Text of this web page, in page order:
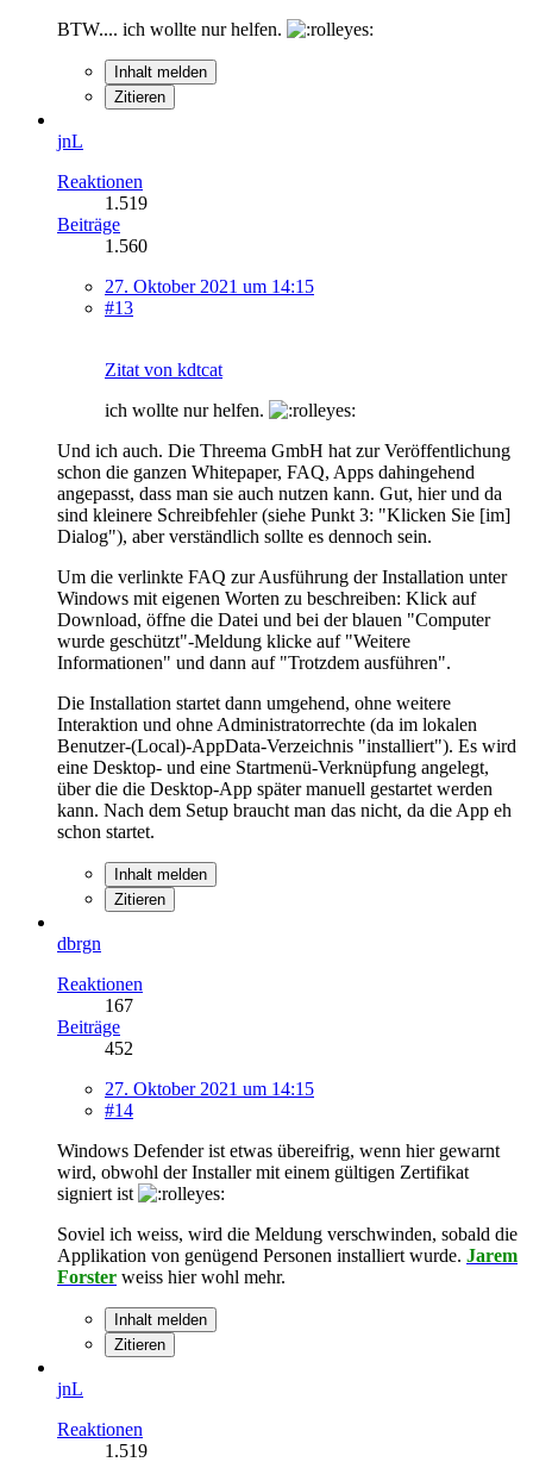
BTW.... ich wollte nur helfen.
Inhalt melden
Zitieren
jnL
Reaktionen
1.519
Beiträge
1.560
27. Oktober 2021 um 14:15
#13
Zitat von kdtcat
ich wollte nur helfen.
Und ich auch. Die Threema GmbH hat zur Veröffentlichung
schon die ganzen Whitepaper, FAQ, Apps dahingehend
angepasst, dass man sie auch nutzen kann. Gut, hier und da
sind kleinere Schreibfehler (siehe Punkt 3: "Klicken Sie [im]
Dialog"), aber verständlich sollte es dennoch sein.
Um die verlinkte FAQ zur Ausführung der Installation unter
Windows mit eigenen Worten zu beschreiben: Klick auf
Download, öffne die Datei und bei der blauen "Computer
wurde geschützt"-Meldung klicke auf "Weitere
Informationen" und dann auf "Trotzdem ausführen".
Die Installation startet dann umgehend, ohne weitere
Interaktion und ohne Administratorrechte (da im lokalen
Benutzer-(Local)-AppData-Verzeichnis "installiert"). Es wird
eine Desktop- und eine Startmenü-Verknüpfung angelegt,
über die die Desktop-App später manuell gestartet werden
kann. Nach dem Setup braucht man das nicht, da die App eh
schon startet.
Inhalt melden
Zitieren
dbrgn
Reaktionen
167
Beiträge
452
27. Oktober 2021 um 14:15
#14
Windows Defender ist etwas übereifrig, wenn hier gewarnt
wird, obwohl der Installer mit einem gültigen Zertifikat
signiert ist
Soviel ich weiss, wird die Meldung verschwinden, sobald die
Applikation von genügend Personen installiert wurde. Jarem
Forster weiss hier wohl mehr.
Inhalt melden
Zitieren
jnL
Reaktionen
1.519